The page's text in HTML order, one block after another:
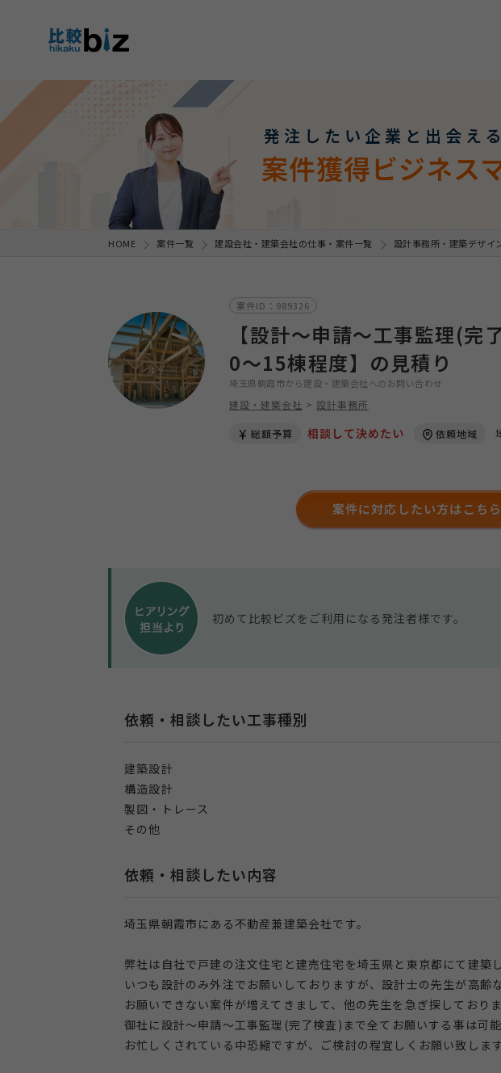
発注したい企業と出会える
案件獲得ビジネス
HOME 案件一覧 建設会社・建築会社の仕事・案件一覧 設計事務所・建築デザイ
案件ID：989326
【設計～申請～工事監理(完
0～15棟程度】の見積り
埼玉県朝霞市から建設・建築会社へのお問い合わせ
建設・建築会社 > 設計事務所
総額予算 相談して決めたい 依頼地域
案件に対応したい方はこちら
初めて比較ビズをご利用になる発注者様です。
依頼・相談したい工事種別
建築設計
構造設計
製図・トレース
その他
依頼・相談したい内容
埼玉県朝霞市にある不動産兼建築会社です。
弊社は自社で戸建の注文住宅と建売住宅を埼玉県と東京都にて建築
いつも設計のみ外注でお願いしておりますが、設計士の先生が高齢な
お願いできない案件が増えてきまして、他の先生を急ぎ探しておりま
御社に設計～申請～工事監理(完了検査)まで全てお願いする事は可
お忙しくされている中恐縮ですが、ご検討の程宜しくお願い致します